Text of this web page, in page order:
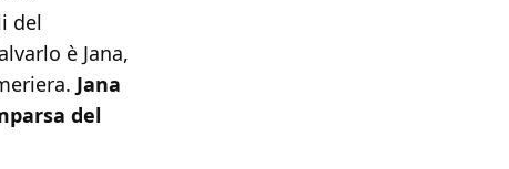
del
è Jana,
Jana
del